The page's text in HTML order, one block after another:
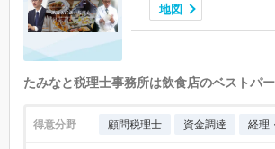
地図
たみなと税理士事務所は飲食店のベストパ
得意分野 顧問税理士 資金調達 経理